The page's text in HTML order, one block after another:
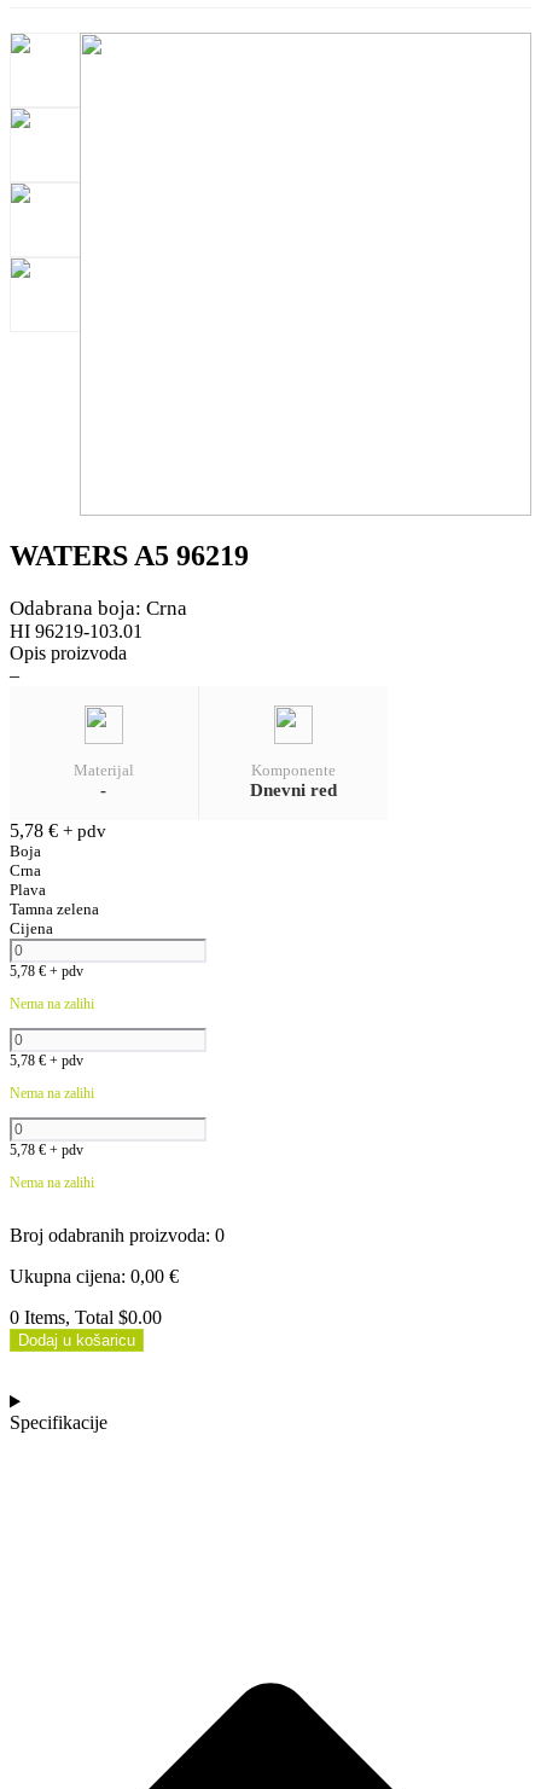
WATERS A5 96219
Odabrana boja: Crna
HI 96219-103.01
Opis proizvoda
–
Materijal
-
Komponente
Dnevni red
5,78 € + pdv
Boja
Crna
Plava
Tamna zelena
Cijena
5,78 € + pdv
Nema na zalihi
5,78 € + pdv
Nema na zalihi
5,78 € + pdv
Nema na zalihi
Broj odabranih proizvoda: 0
Ukupna cijena: 0,00 €
0 Items, Total $0.00
Dodaj u košaricu
Specifikacije